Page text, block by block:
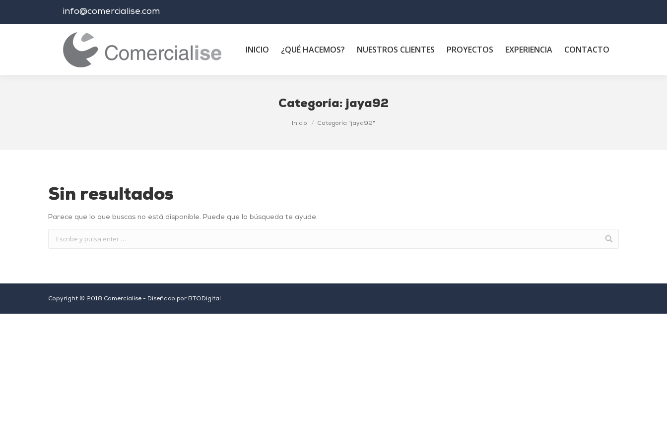
info@comercialise.com
INICIO ¿QUÉ HACEMOS? NUESTROS CLIENTES PROYECTOS EXPERIENCIA CONTACTO
Categoría: jaya92
Inicio Categoría "jaya92"
Sin resultados
Parece que lo que buscas no está disponible. Puede que la búsqueda te ayude.
Copyright © 2018 Comercialise - Diseñado por BTODigital